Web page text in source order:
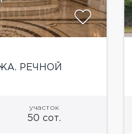
РЕЧНОЙ
участок
50 сот.